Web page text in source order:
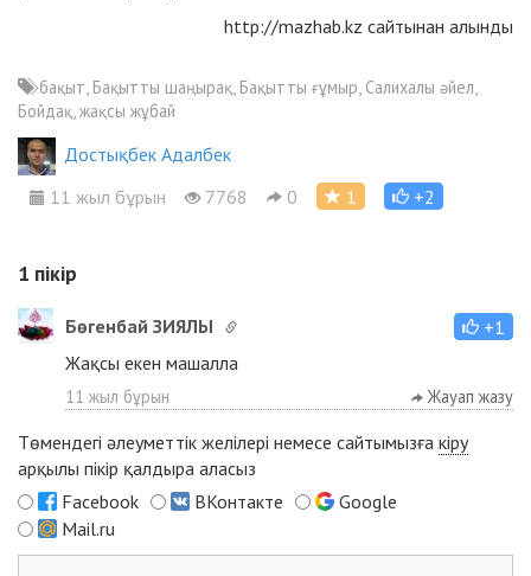
http://mazhab.kz сайтынан алынды
бақыт, Бақытты шаңырақ, Бақытты ғұмыр, Салихалы әйел,
Бойдақ, жақсы жұбай
Достықбек Адалбек
11 жыл бұрын
7768 0 1 +2
1 пікір
Бөгенбай ЗИЯЛЫ
+1
Жақсы екен машалла
11 жыл бұрын Жауап жазу
Төмендегі әлеуметтік желілері немесе сайтымызға кіру
арқылы пікір қалдыра аласыз
Facebook
ВКонтакте
Google
Mail.ru